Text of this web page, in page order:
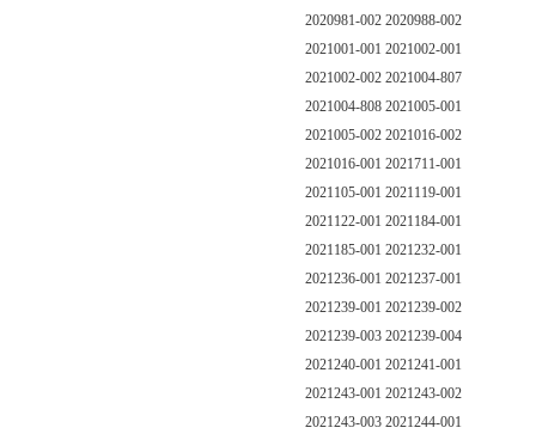
2020981-002 2020988-002
2021001-001 2021002-001
2021002-002 2021004-807
2021004-808 2021005-001
2021005-002 2021016-002
2021016-001 2021711-001
2021105-001 2021119-001
2021122-001 2021184-001
2021185-001 2021232-001
2021236-001 2021237-001
2021239-001 2021239-002
2021239-003 2021239-004
2021240-001 2021241-001
2021243-001 2021243-002
2021243-003 2021244-001